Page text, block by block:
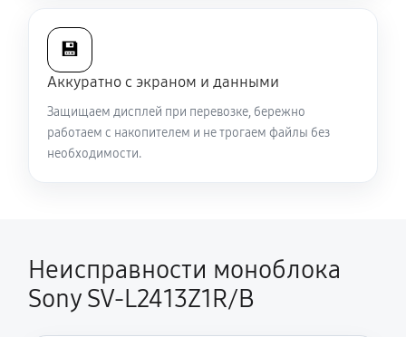
💾
Аккуратно с экраном и данными
Защищаем дисплей при перевозке, бережно
работаем с накопителем и не трогаем файлы без
необходимости.
Неисправности моноблока
Sony SV-L2413Z1R/B